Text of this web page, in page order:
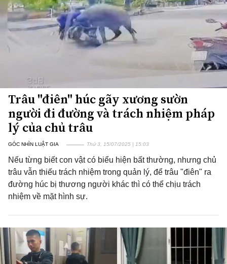
Trâu "điên" húc gãy xương sườn
người đi đường và trách nhiệm pháp
lý của chủ trâu
GÓC NHÌN LUẬT GIA Thứ 3, 15/07/2025 | 15:03
Nếu từng biết con vật có biểu hiện bất thường, nhưng chủ
trâu vẫn thiếu trách nhiệm trong quản lý, để trâu "điên" ra
đường húc bị thương người khác thì có thể chịu trách
nhiệm về mặt hình sự.